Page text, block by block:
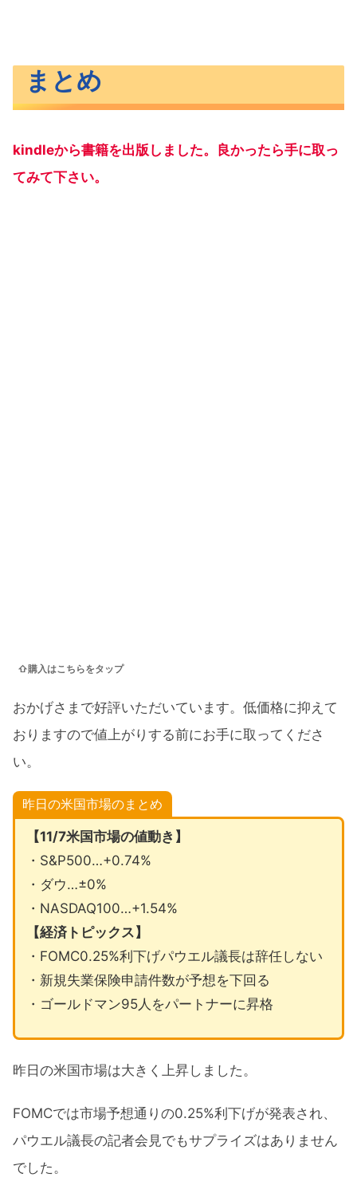
まとめ
kindleから書籍を出版しました。良かったら手に取っ
てみて下さい。
⇧購入はこちらをタップ
おかげさまで好評いただいています。低価格に抑えて
おりますので値上がりする前にお手に取ってくださ
い。
昨日の米国市場のまとめ
【11/7米国市場の値動き】
・S&P500…+0.74%
・ダウ…±0%
・NASDAQ100…+1.54%
【経済トピックス】
・FOMC0.25%利下げパウエル議長は辞任しない
・新規失業保険申請件数が予想を下回る
・ゴールドマン95人をパートナーに昇格
昨日の米国市場は大きく上昇しました。
FOMCでは市場予想通りの0.25%利下げが発表され、
パウエル議長の記者会見でもサプライズはありません
でした。